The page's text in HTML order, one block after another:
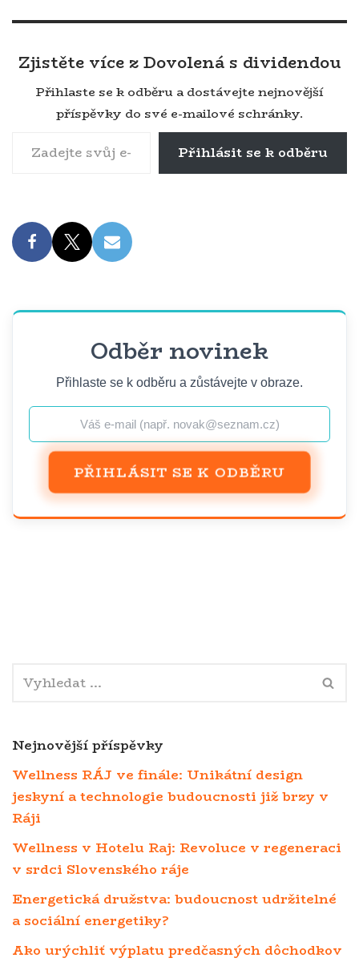
Zjistěte více z Dovolená s dividendou
Přihlaste se k odběru a dostávejte nejnovější
příspěvky do své e-mailové schránky.
Přihlásit se k odběru
Odběr novinek
Přihlaste se k odběru a zůstávejte v obraze.
PŘIHLÁSIT SE K ODBĚRU
Nejnovější příspěvky
Wellness RÁJ ve finále: Unikátní design
jeskyní a technologie budoucnosti již brzy v
Ráji
Wellness v Hotelu Raj: Revoluce v regeneraci
v srdci Slovenského ráje
Energetická družstva: budoucnost udržitelné
a sociální energetiky?
Ako urýchliť výplatu predčasných dôchodkov